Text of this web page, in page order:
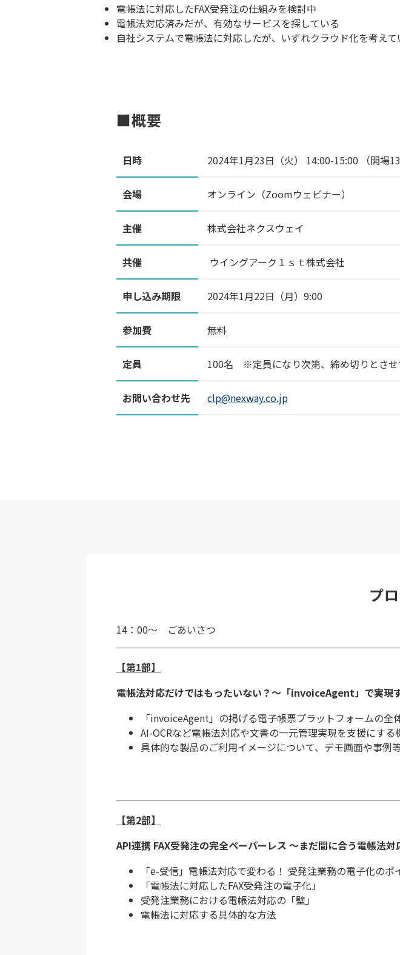
電帳法に対応したFAX受発注の仕組みを検討中
電帳法対応済みだが、有効なサービスを探している
自社システムで電帳法に対応したが、いずれクラウド化を考えて
■概要
日時 2024年1月23日（火） 14:00-15:00 （開場
会場 オンライン（Zoomウェビナー）
主催 株式会社ネクスウェイ
共催 ウイングアーク１ｓｔ株式会社
申し込み期限 2024年1月22日（月）9:00
参加費 無料
定員 100名 ※定員になり次第、締め切りとさせ
お問い合わせ先 clp@nexway.co.jp
プ
14：00～ ごあいさつ
【第1部】
電帳法対応だけではもったいない？～「invoiceAgent」で実現
「invoiceAgent」の掲げる電子帳票プラットフォームの全
AI-OCRなど電帳法対応や文書の一元管理実現を支援にする
具体的な製品のご利用イメージについて、デモ画面や事例
【第2部】
API連携 FAX受発注の完全ペーパーレス ～まだ間に合う電帳法
「e-受信」電帳法対応で変わる！ 受発注業務の電子化のポ
「電帳法に対応したFAX受発注の電子化」
受発注業務における電帳法対応の「壁」
電帳法に対応する具体的な方法